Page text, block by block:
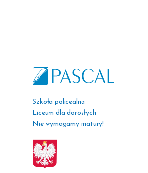
Szkoła policealna
Liceum dla dorosłych
Nie wymagamy matury!